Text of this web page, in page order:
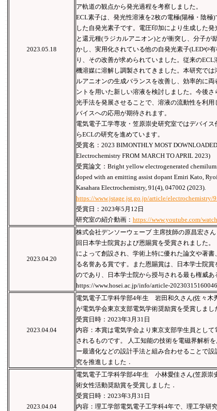
2023.05.18
ア軌道の観点から発光過程を考察しました。
ECL素子は、発光性溶液を2枚の電極(陽極・陰極
した自発光素子です。電圧印加により生成した
と還元種(ラジカルアニオン)とが衝突し、分子が
かし、実用化されている他の自発光素子(LEDや
り、その改善が求められていました。従来の
機溶媒に溶解し調製されてきました。本研究で
ルアニオンの生成バランスを改善し、効率的に
ントを用いた新しい溶液を検討しました。今後
光手法を発展させることで、溶液の流動性を利
バイスへの応用が期待されます。
電気電子工学専攻・笠原崇史研究室ではデバイ
らECLの研究を進めています。
受賞名：2023 BIMONTHLY MOST DOWNLOADED
Electrochemistry FROM MARCH TO APRIL 2023)
受賞論文：Bright yellow electrogenerated
doped with an emitting assist dopant Emiri Kato,
Kasahara Electrochemistry, 91(4), 047002 (2023).
https://www.jstage.jst.go.jp/article/
受賞日：2023年5月12日
研究室の紹介動画： https://www.youtube.com/
2023.04.20
株式会社デンソーウェーブ 主席技師の原昌宏さ
回日本学士院賞および恩賜賞を受賞されました
によって創設され、学術上特に優れた論文や著
る名誉ある賞です。また恩賜賞は、日本学士院
のであり、日本学士院から授与される最も権
https://www.hosei.ac.jp/info/article-
2023.04.04
電気電子工学科学部4年生 岩田和久さん(佐々木
が電気学会東京支部電気学術奨励賞を受賞しまし
受賞日時：2023年3月31日
内容：本賞は電気学会より東京支部学生員とし
されるものです。 人工知能の技術を電磁界解析
ー最適化などの設計手法と組み合わせることで
究を推進しました．
2023.04.04
電気電子工学科学部4年生 小林愛佳さん(笠原崇
術女性活動奨励賞を受賞しました．
受賞日時：2023年3月31日
内容：理工学部電気電子工学科4年で、理工学研